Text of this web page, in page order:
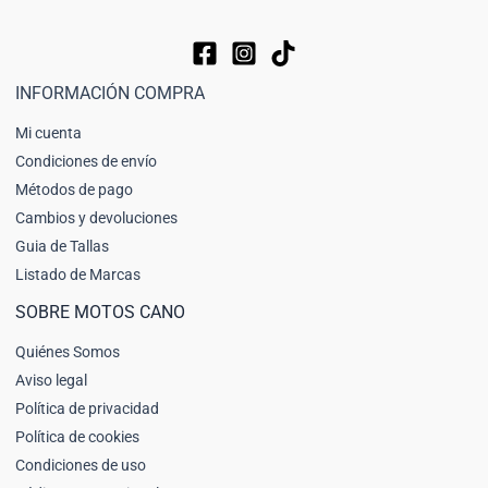
INFORMACIÓN COMPRA
Mi cuenta
Condiciones de envío
Métodos de pago
Cambios y devoluciones
Guia de Tallas
Listado de Marcas
SOBRE MOTOS CANO
Quiénes Somos
Aviso legal
Política de privacidad
Política de cookies
Condiciones de uso